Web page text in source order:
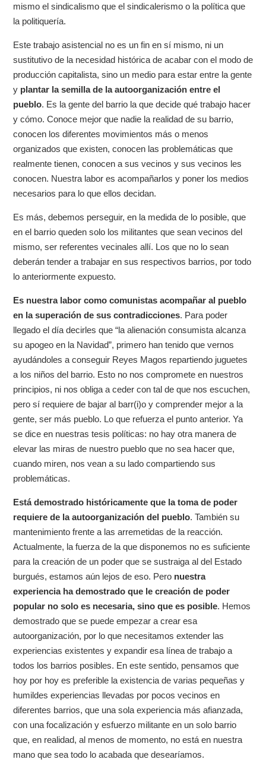
mismo el sindicalismo que el sindicalerismo o la política que
la politiquería.
Este trabajo asistencial no es un fin en sí mismo, ni un
sustitutivo de la necesidad histórica de acabar con el modo de
producción capitalista, sino un medio para estar entre la gente
y plantar la semilla de la autoorganización entre el
pueblo. Es la gente del barrio la que decide qué trabajo hacer
y cómo. Conoce mejor que nadie la realidad de su barrio,
conocen los diferentes movimientos más o menos
organizados que existen, conocen las problemáticas que
realmente tienen, conocen a sus vecinos y sus vecinos les
conocen. Nuestra labor es acompañarlos y poner los medios
necesarios para lo que ellos decidan.
Es más, debemos perseguir, en la medida de lo posible, que
en el barrio queden solo los militantes que sean vecinos del
mismo, ser referentes vecinales allí. Los que no lo sean
deberán tender a trabajar en sus respectivos barrios, por todo
lo anteriormente expuesto.
Es nuestra labor como comunistas acompañar al pueblo
en la superación de sus contradicciones. Para poder
llegado el día decirles que “la alienación consumista alcanza
su apogeo en la Navidad”, primero han tenido que vernos
ayudándoles a conseguir Reyes Magos repartiendo juguetes
a los niños del barrio. Esto no nos compromete en nuestros
principios, ni nos obliga a ceder con tal de que nos escuchen,
pero sí requiere de bajar al barr(i)o y comprender mejor a la
gente, ser más pueblo. Lo que refuerza el punto anterior. Ya
se dice en nuestras tesis políticas: no hay otra manera de
elevar las miras de nuestro pueblo que no sea hacer que,
cuando miren, nos vean a su lado compartiendo sus
problemáticas.
Está demostrado históricamente que la toma de poder
requiere de la autoorganización del pueblo. También su
mantenimiento frente a las arremetidas de la reacción.
Actualmente, la fuerza de la que disponemos no es suficiente
para la creación de un poder que se sustraiga al del Estado
burgués, estamos aún lejos de eso. Pero nuestra
experiencia ha demostrado que le creación de poder
popular no solo es necesaria, sino que es posible. Hemos
demostrado que se puede empezar a crear esa
autoorganización, por lo que necesitamos extender las
experiencias existentes y expandir esa línea de trabajo a
todos los barrios posibles. En este sentido, pensamos que
hoy por hoy es preferible la existencia de varias pequeñas y
humildes experiencias llevadas por pocos vecinos en
diferentes barrios, que una sola experiencia más afianzada,
con una focalización y esfuerzo militante en un solo barrio
que, en realidad, al menos de momento, no está en nuestra
mano que sea todo lo acabada que desearíamos.